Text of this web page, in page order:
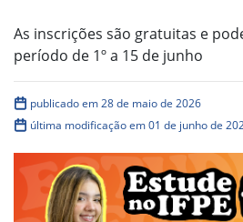
As inscrições são gratuitas e
período de 1º a 15 de junho
publicado em 28 de maio de 2026
última modificação em 01 de junho de